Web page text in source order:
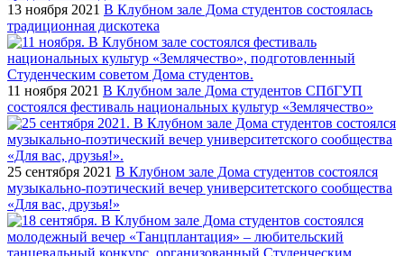
13 ноября 2021 В Клубном зале Дома студентов состоялась
традиционная дискотека
11 ноября 2021 В Клубном зале Дома студентов СПбГУП
состоялся фестиваль национальных культур «Землячество»
25 сентября 2021 В Клубном зале Дома студентов состоялся
музыкально-поэтический вечер университетского сообщества
«Для вас, друзья!»